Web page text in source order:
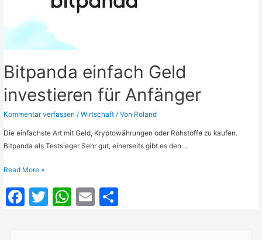
Bitpanda einfach Geld
investieren für Anfänger
Kommentar verfassen /Wirtschaft / Von Roland
Die einfachste Art mit Geld, Kryptowährungen oder Rohstoffe zu kaufen.
Bitpanda als Testsieger Sehr gut, einerseits gibt es den …
Bitpanda
Geld
investieren
Read More »
F
T
W E